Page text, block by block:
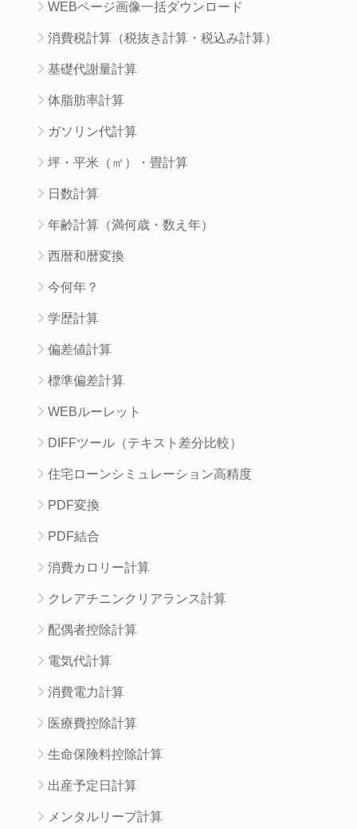
WEBページ画像一括ダウンロード
消費税計算（税抜き計算・税込み計算）
基礎代謝量計算
体脂肪率計算
ガソリン代計算
坪・平米（㎡）・畳計算
日数計算
年齢計算（満何歳・数え年）
西暦和暦変換
今何年？
学歴計算
偏差値計算
標準偏差計算
WEBルーレット
DIFFツール（テキスト差分比較）
住宅ローンシミュレーション高精度
PDF変換
PDF結合
消費カロリー計算
クレアチニンクリアランス計算
配偶者控除計算
電気代計算
消費電力計算
医療費控除計算
生命保険料控除計算
出産予定日計算
メンタルリープ計算